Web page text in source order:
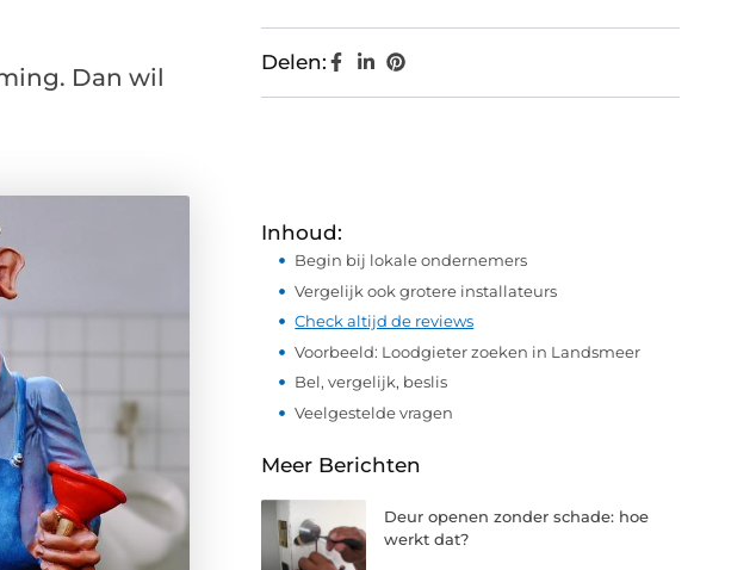
Dan wil
Delen:
Inhoud:
Begin bij lokale ondernemers
Vergelijk ook grotere installateurs
Check altijd de reviews
Voorbeeld: Loodgieter zoeken in Landsmeer
Bel, vergelijk, beslis
Veelgestelde vragen
Meer Berichten
Deur openen zonder schade: hoe
werkt dat?